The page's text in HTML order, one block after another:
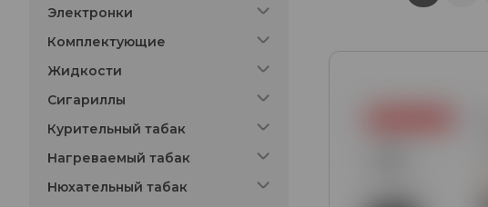
Электронки
Комплектующие
Жидкости
Сигариллы
Курительный табак
Нагреваемый табак
Нюхательный табак